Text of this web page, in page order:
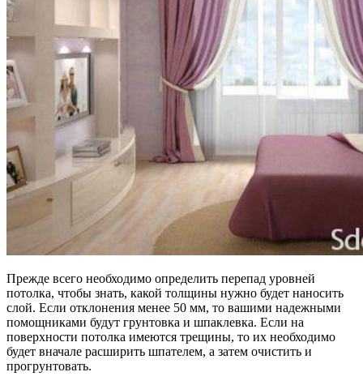
Прежде всего необходимо определить перепад уровней
потолка, чтобы знать, какой толщины нужно будет наносить
слой. Если отклонения менее 50 мм, то вашими надежными
помощниками будут грунтовка и шпаклевка. Если на
поверхности потолка имеются трещины, то их необходимо
будет вначале расширить шпателем, а затем очистить и
прогрунтовать.